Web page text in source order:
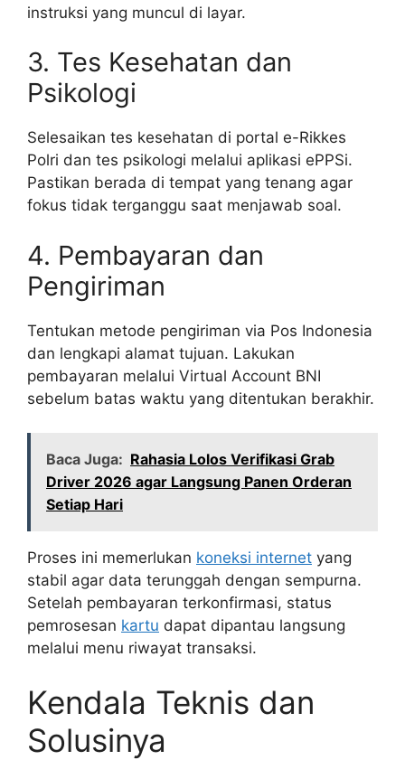
instruksi yang muncul di layar.
3. Tes Kesehatan dan
Psikologi
Selesaikan tes kesehatan di portal e-Rikkes
Polri dan tes psikologi melalui aplikasi ePPSi.
Pastikan berada di tempat yang tenang agar
fokus tidak terganggu saat menjawab soal.
4. Pembayaran dan
Pengiriman
Tentukan metode pengiriman via Pos Indonesia
dan lengkapi alamat tujuan. Lakukan
pembayaran melalui Virtual Account BNI
sebelum batas waktu yang ditentukan berakhir.
Baca Juga: Rahasia Lolos Verifikasi Grab
Driver 2026 agar Langsung Panen Orderan
Setiap Hari
Proses ini memerlukan koneksi internet yang
stabil agar data terunggah dengan sempurna.
Setelah pembayaran terkonfirmasi, status
pemrosesan kartu dapat dipantau langsung
melalui menu riwayat transaksi.
Kendala Teknis dan
Solusinya